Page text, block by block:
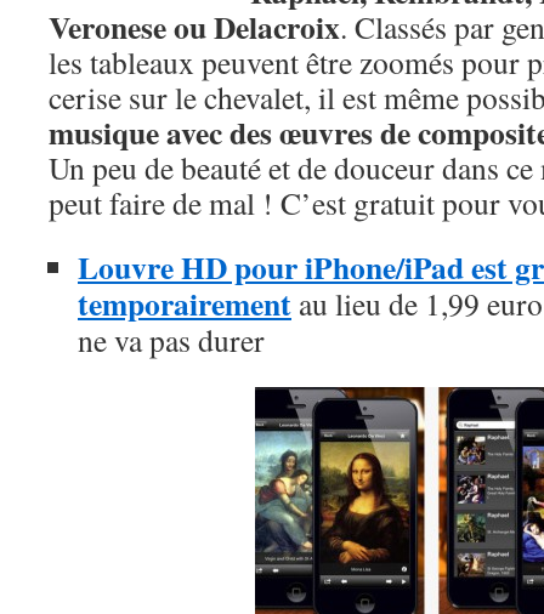
Veronese ou Delacroix. Classés par
les tableaux peuvent être zoomés pour
cerise sur le chevalet, il est même
musique avec des œuvres de
Un peu de beauté et de douceur dans
peut faire de mal ! C’est gratuit pour
Louvre HD pour iPhone/iPad est
temporairement au lieu de 1,99
ne va pas durer